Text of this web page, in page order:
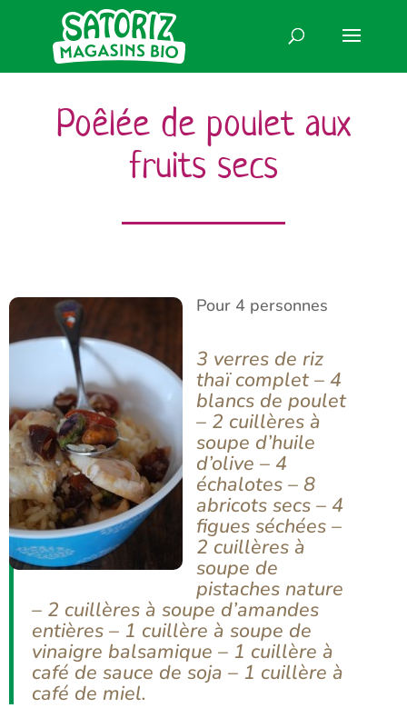
Poêlée de poulet aux
fruits secs
Pour 4 personnes
3 verres de riz
thaï complet – 4
blancs de poulet
– 2 cuillères à
soupe d’huile
d’olive – 4
échalotes – 8
abricots secs – 4
figues séchées –
2 cuillères à
soupe de
pistaches nature
– 2 cuillères à soupe d’amandes
entières – 1 cuillère à soupe de
vinaigre balsamique – 1 cuillère à
café de sauce de soja – 1 cuillère à
café de miel.